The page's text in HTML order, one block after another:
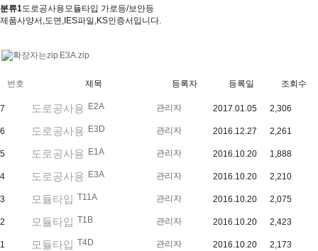
분류1도로공사용모듈타입 가로등/보안등
제품사양서,도면,IES파일,KS인증서입니다.
E3A.zip
번호 제목 등록자 등록일 조회수
7 도로공사용 E2A 관리자 2017.01.05 2,306
6 도로공사용 E3D 관리자 2016.12.27 2,261
5 도로공사용 E1A 관리자 2016.10.20 1,888
4 도로공사용 E3A 관리자 2016.10.20 2,210
3 모듈타입 T11A 관리자 2016.10.20 2,075
2 모듈타입 T1B 관리자 2016.10.20 2,423
1 모듈타입 T4D 관리자 2016.10.20
2,173